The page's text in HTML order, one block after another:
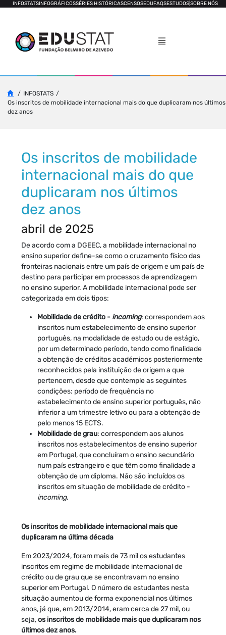
INFOSTATSINFOGRÁFICOSSÉRIES HISTÓRICASCENSOSEDUFAQSESTUDOSSOBRE NÓS
INFOSTATS
Os inscritos de mobilidade internacional mais do que duplicaram nos últimos
dez anos
Os inscritos de mobilidade
internacional mais do que
duplicaram nos últimos
dez anos
abril de 2025
De acordo com a DGEEC, a mobilidade internacional no
ensino superior define-se como o cruzamento físico das
fronteiras nacionais entre um país de origem e um país de
destino para participar em processos de aprendizagem
no ensino superior. A mobilidade internacional pode ser
categorizada em dois tipos:
Mobilidade de crédito - incoming: correspondem aos
inscritos num estabelecimento de ensino superior
português, na modalidade de estudo ou de estágio,
por um determinado período, tendo como finalidade
a obtenção de créditos académicos posteriormente
reconhecidos pela instituição de origem a que
pertencem, desde que contemple as seguintes
condições: período de frequência no
estabelecimento de ensino superior português, não
inferior a um trimestre letivo ou para a obtenção de
pelo menos 15 ECTS.
Mobilidade de grau: correspondem aos alunos
inscritos nos estabelecimentos de ensino superior
em Portugal, que concluíram o ensino secundário
num país estrangeiro e que têm como finalidade a
obtenção de um diploma. Não são incluídos os
inscritos em situação de mobilidade de crédito -
incoming.
Os inscritos de mobilidade internacional mais que
duplicaram na última década
Em 2023/2024, foram mais de 73 mil os estudantes
inscritos em regime de mobilidade internacional de
crédito ou de grau que se encontravam no ensino
superior em Portugal. O número de estudantes nesta
situação aumentou de forma exponencial nos últimos
anos, já que, em 2013/2014, eram cerca de 27 mil, ou
seja,os inscritos de mobilidade mais que duplicaram nos
últimos dez anos.